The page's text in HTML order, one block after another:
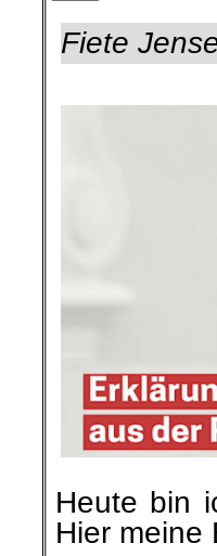
Fiete
Heute bin
Hier meine